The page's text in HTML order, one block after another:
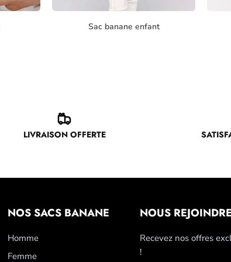
Sac banane enfant
LIVRAISON OFFERTE
NOS SACS BANANE
Homme
Femme
NOUS REJOINDRE
Recevez nos offres
!